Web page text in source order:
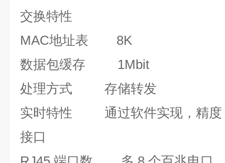
交换特性
MAC地址表 8K
数据包缓存
1Mbit
处理方式
存储转发
实时特性
通过软件实现，精
接口